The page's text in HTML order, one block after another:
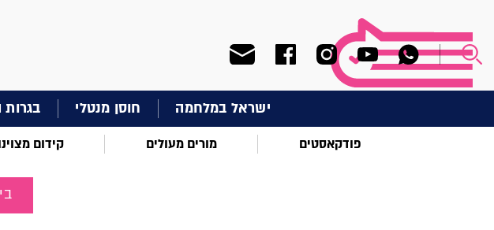
ישראל במלחמה חוסן מנטלי בגרות
פודקאסטים מורים מעולים קידום